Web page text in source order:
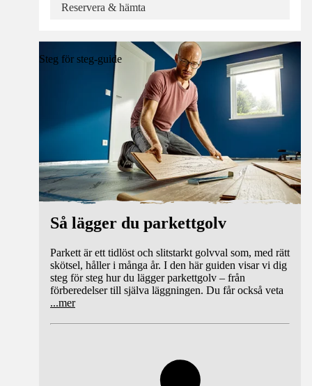
Reservera & hämta
Steg för steg-guide
Så lägger du parkettgolv
Parkett är ett tidlöst och slitstarkt golvval som, med rätt
skötsel, håller i många år. I den här guiden visar vi dig
steg för steg hur du lägger parkettgolv – från
förberedelser till själva läggningen. Du får också veta
...mer